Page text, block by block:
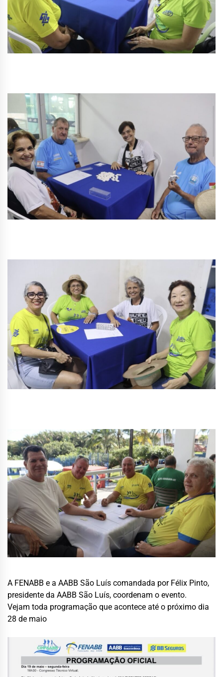
A FENABB e a AABB São Luís comandada por Félix Pinto,
presidente da AABB São Luís, coordenam o evento.
Vejam toda programação que acontece até o próximo dia
28 de maio